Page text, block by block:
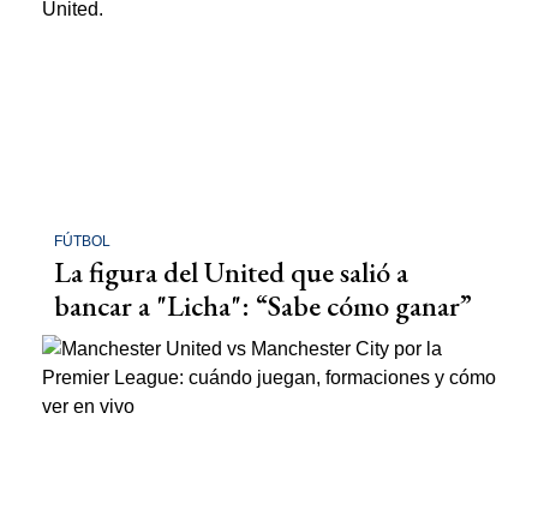
FÚTBOL
La figura del United que salió a
bancar a "Licha": “Sabe cómo ganar”